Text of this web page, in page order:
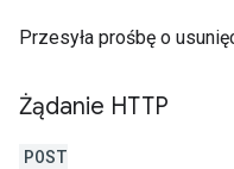
Przesyła prośbę o
Żądanie HTTP
POST